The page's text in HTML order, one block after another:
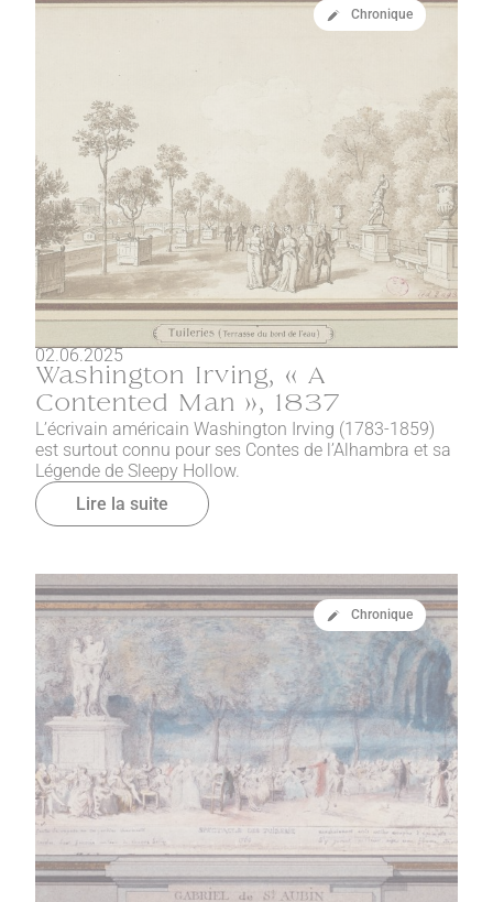
Chronique
02.06.2025
Washington Irving, « A
Contented Man », 1837
L’écrivain américain Washington Irving (1783-1859)
est surtout connu pour ses Contes de l’Alhambra et sa
Légende de Sleepy Hollow.
Lire la suite
Chronique